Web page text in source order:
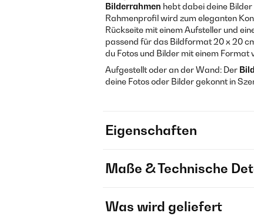
Bilderrahmen hebt dabei deine
Rahmenprofil wird zum eleganten
Rückseite mit einem Aufsteller und
passend für das Bildformat 20 x 20
du Fotos und Bilder mit einem Format
Aufgestellt oder an der Wand: Der
deine Fotos oder Bilder gekonnt in
Eigenschaften
Maße & Technische
Was wird geliefert